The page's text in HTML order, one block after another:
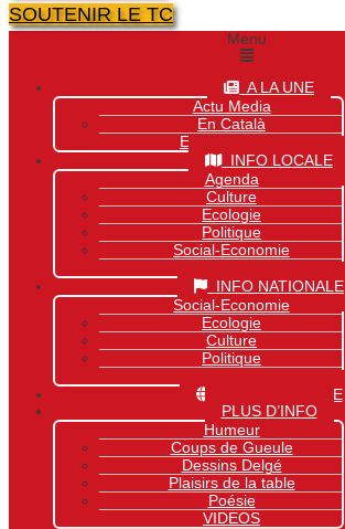
SOUTENIR LE TC
Menu
A LA UNE
Actu Media
En Català
Exclusivité Site
INFO LOCALE
Agenda
Culture
Ecologie
Politique
Social-Economie
INFO NATIONALE
Social-Economie
Ecologie
Culture
Politique
INFO MONDIALE
PLUS D’INFO
Humeur
Coups de Gueule
Dessins Delgé
Plaisirs de la table
Poésie
VIDEOS